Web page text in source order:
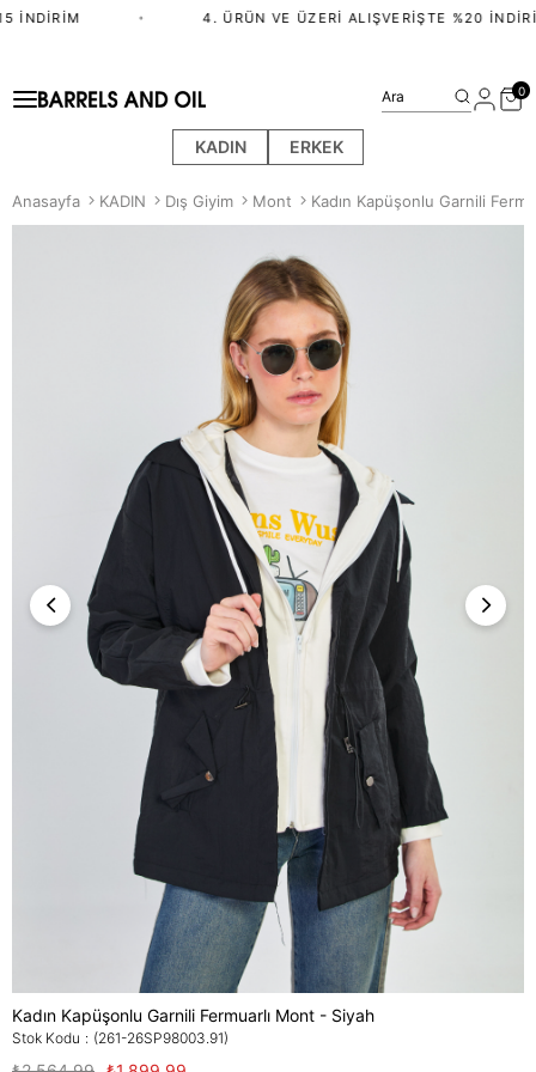
İNDIRIM 4. ÜRÜN VE ÜZERI ALIŞVERIŞTE %20
KADIN ERKEK
Ara 0
Anasayfa KADIN Dış Giyim Mont Kadın Kapüşonlu Garnili
Kadın Kapüşonlu Garnili Fermuarlı Mont - Siyah
Stok Kodu (261-26SP98003.91)